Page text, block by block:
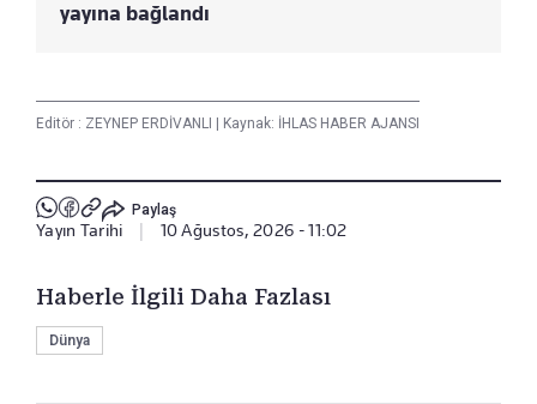
yayına bağlandı
Editör : ZEYNEP ERDİVANLI Kaynak: İHLAS HABER AJANSI
Paylaş
Yayın Tarihi 10 Ağustos, 2026 - 11:02
Haberle İlgili Daha Fazlası
Dünya